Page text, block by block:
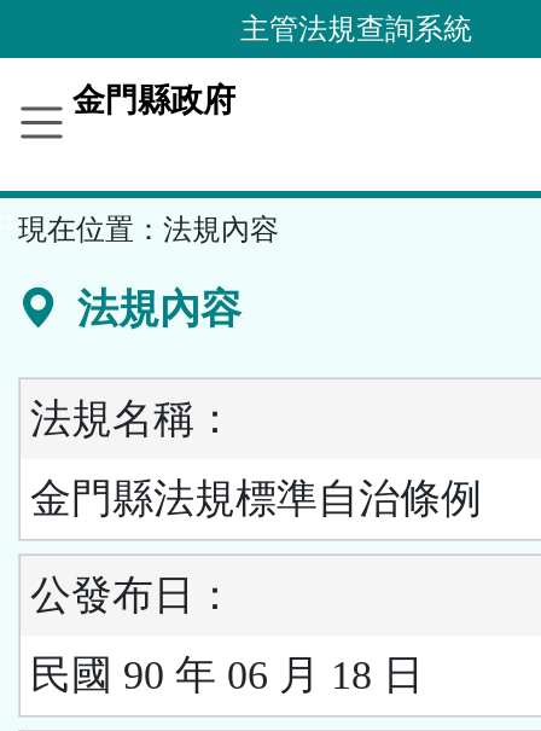
到
要
容
區
主管法規查詢系統
金門縣政府
現在位置： 法規內容
法規內容
法規名稱：
金門縣法規標準自治條例
公發布日：
民國 90 年 06 月 18 日